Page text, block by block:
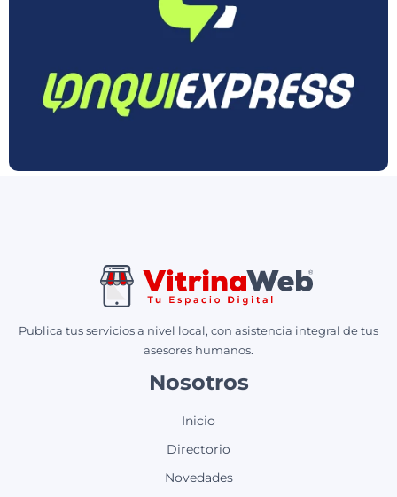
Publica tus servicios a nivel local, con asistencia integral de tus
asesores humanos.
Nosotros
Inicio
Directorio
Novedades